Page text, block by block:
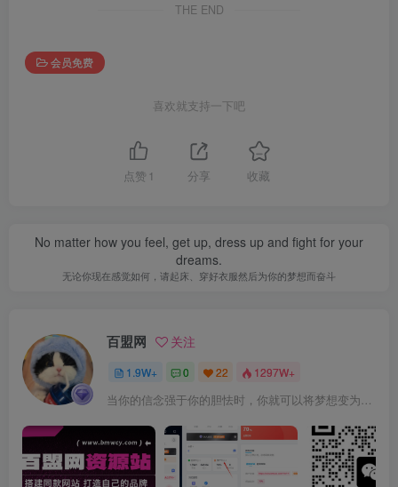
THE END
会员免费
喜欢就支持一下吧
点赞 1 分享 收藏
No matter how you feel, get up, dress up and fight for your
dreams.
无论你现在感觉如何，请起床、穿好衣服然后为你的梦想而奋斗
百盟网 关注
1.9W+ 0 22 1297W+
当你的信念强于你的胆怯时，你就可以将梦想变为现实了